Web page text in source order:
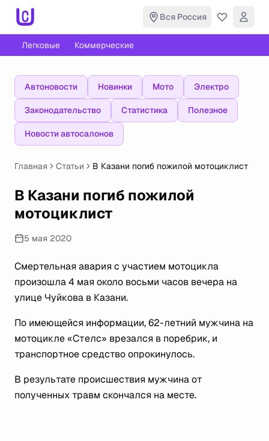
Вся Россия
Легковые Коммерческие
Автоновости Новинки Мото Электро
Законодательство Статистика Полезное
Новости автосалонов
Главная Статьи В Казани погиб пожилой мотоциклист
В Казани погиб пожилой
мотоциклист
5 мая 2020
Смертельная авария с участием мотоцикла
произошла 4 мая около восьми часов вечера на
улице Чуйкoва в Казани.
По имеющейся информации, 62-летний мужчина на
мотоцикле «Стeлс» врезался в поребрик, и
транспортное средство опрокинулось.
В результате происшествия мужчина от
полученных травм скончался на месте.